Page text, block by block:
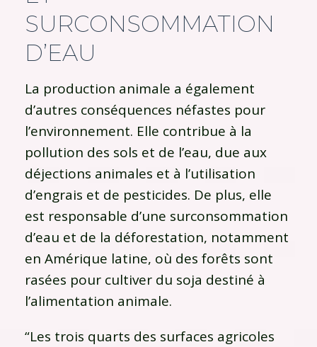
SURCONSOMMATION
D’EAU
La production animale a également
d’autres conséquences néfastes pour
l’environnement. Elle contribue à la
pollution des sols et de l’eau, due aux
déjections animales et à l’utilisation
d’engrais et de pesticides. De plus, elle
est responsable d’une surconsommation
d’eau et de la déforestation, notamment
en Amérique latine, où des forêts sont
rasées pour cultiver du soja destiné à
l’alimentation animale.
“Les trois quarts des surfaces agricoles